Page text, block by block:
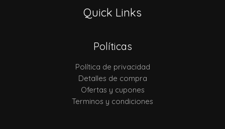
Quick Links
Políticas
Política de privacidad
Detalles de compra
Ofertas y cupones
Terminos y condiciones